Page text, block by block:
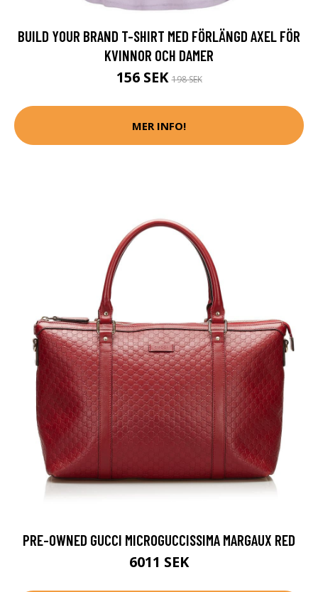
BUILD YOUR BRAND T-SHIRT MED FÖRLÄNGD AXEL FÖR
KVINNOR OCH DAMER
156 SEK198 SEK
MER INFO!
PRE-OWNED GUCCI MICROGUCCISSIMA MARGAUX RED
6011 SEK